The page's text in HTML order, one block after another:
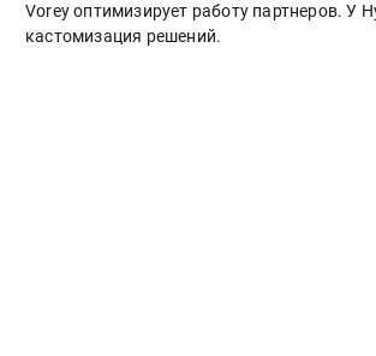
Vorey оптимизирует работу партнеров. У
кастомизация решений.